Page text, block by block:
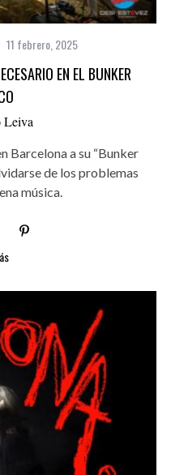
11 febrero, 2025
EN EL BUNKER
Leiva
Barcelona a su “Bunker
de los problemas
música.